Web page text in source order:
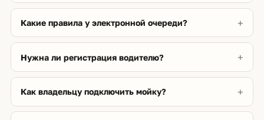
Какие правила у электронной очереди?
Нужна ли регистрация водителю?
Как владельцу подключить мойку?